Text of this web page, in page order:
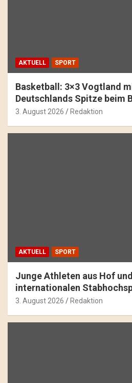
AKTUELL SPORT
Basketball: 3×3 Vogtland
Deutschlands Spitze beim
3. August 2026 Redaktion
AKTUELL SPORT
Junge Athleten aus Hof
internationalen
3. August 2026 Redaktion